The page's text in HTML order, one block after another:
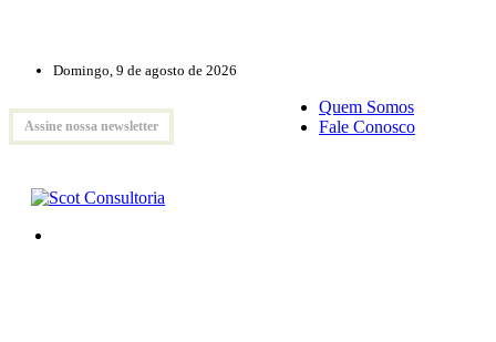
Domingo, 9 de agosto de 2026
Assine nossa newsletter
Quem Somos
Fale Conosco